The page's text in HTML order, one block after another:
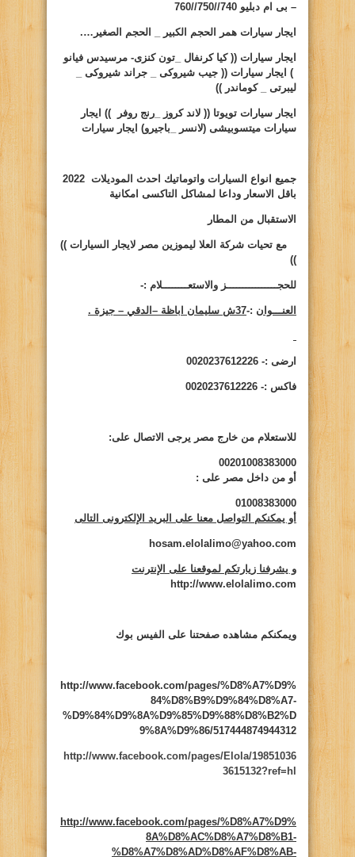
– بى ام دبليو 740//750//760
ايجار سيارات همر الحجم الكبير _ الحجم الصغير….
ايجار سيارات (( كيا كرنفال _تون كنزى- مرسيدس فيانو
) ايجار سيارات (( جيب شيروكى _ جراند شيروكى _
ليبرتى _ كوماندر ))
ايجار سيارات تويوتا (( لاند كروز _رنج روفر )) ايجار
سيارات ميتسوبيشى (لانسر _باجيرو) ايجار سيارات
جميع انواع السيارات واتوماتيك احدث الموديلات 2022
باقل الاسعار وداعا لمشاكل التاكسى امكانية
الاستقبال من المطار
مع تحيات شركة العلا ليموزين مصر لايجار السيارات ))
))
للحجــــــــــــــــز والاستعــــــــلام :-
العنـــوان :-37ش سليمان اباظة –الدقي – جيزة .
ارضى :- 0020237612226
فاكس :- 0020237612226
للاستعلام من خارج مصر يرجى الاتصال على:
00201008383000
أو من داخل مصر على :
01008383000
أو يمكنكم التواصل معنا على البريد الإلكترونى التالى
hosam.elolalimo@yahoo.com
و يشرفنا زيارتكم لموقعنا على الإنترنت
http://www.elolalimo.com
ويمكنكم مشاهده صفحتنا على الفيس بوك
http://www.facebook.com/pages/%D8%A7%D9%
84%D8%B9%D9%84%D8%A7-
%D9%84%D9%8A%D9%85%D9%88%D8%B2%D
9%8A%D9%86/517444874944312
http://www.facebook.com/pages/Elola/19851036
3615132?ref=hl
http://www.facebook.com/pages/%D8%A7%D9%
8A%D8%AC%D8%A7%D8%B1-
%D8%A7%D8%AD%D8%AF%D8%AB-